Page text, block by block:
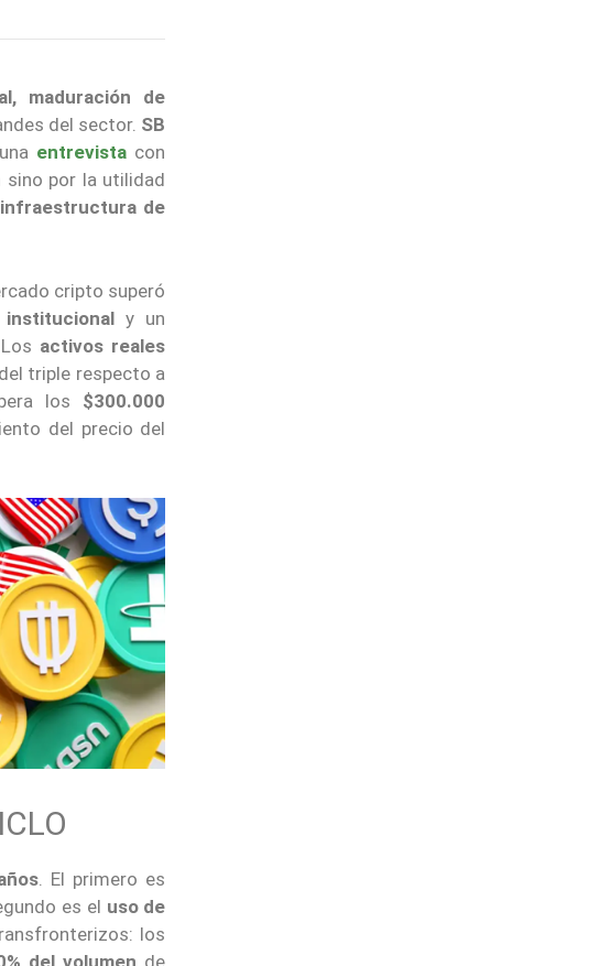
maduración de
del sector. SB
entrevista con
sino por la utilidad
de
cripto superó
institucional y un
activos reales
triple respecto a
los $300.000
del precio del
. El primero es
es el uso de
los